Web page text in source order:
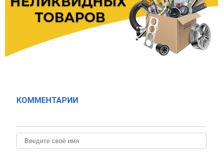
КОММЕНТАРИИ